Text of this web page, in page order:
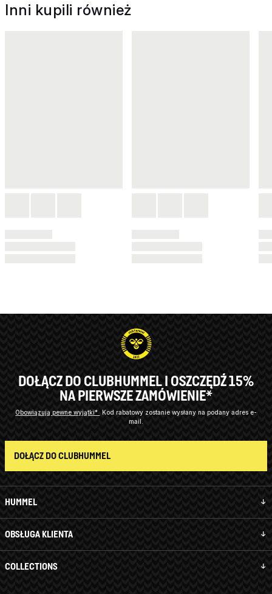
Inni kupili również
HUMMEL
OBSŁUGA KLIENTA
COLLECTIONS
DOŁĄCZ DO CLUBHUMMEL I OSZCZĘDŹ 15%
NA PIERWSZE ZAMÓWIENIE*
Obowiązują pewne wyjątki* Kod rabatowy zostanie wysłany na podany adres e-
mail.
DOŁĄCZ DO CLUBHUMMEL